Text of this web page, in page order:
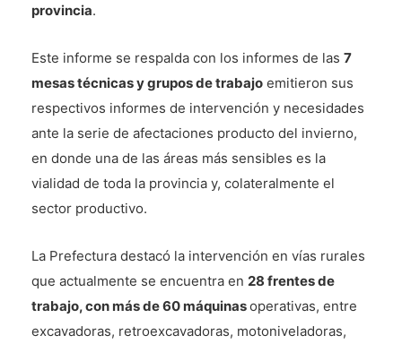
provincia.
Este informe se respalda con los informes de las 7
mesas técnicas y grupos de trabajo emitieron sus
respectivos informes de intervención y necesidades
ante la serie de afectaciones producto del invierno,
en donde una de las áreas más sensibles es la
vialidad de toda la provincia y, colateralmente el
sector productivo.
La Prefectura destacó la intervención en vías rurales
que actualmente se encuentra en 28 frentes de
trabajo, con más de 60 máquinasoperativas, entre
excavadoras, retroexcavadoras, motoniveladoras,